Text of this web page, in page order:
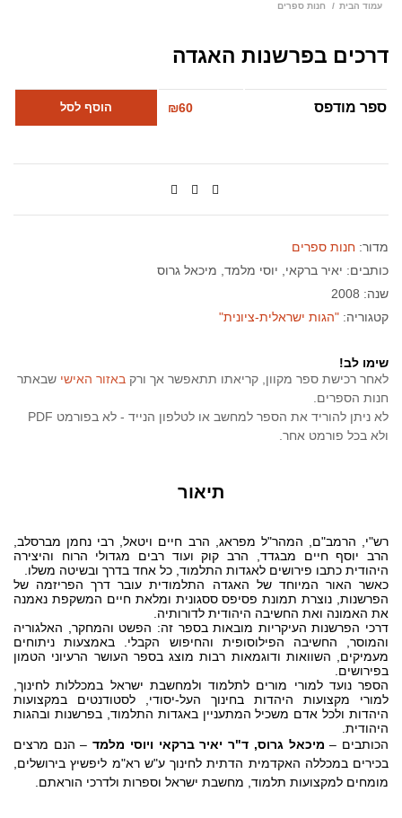
עמוד הבית חנות ספרים
דרכים בפרשנות האגדה
ספר מודפס ₪60 הוסף לסל
מדור: חנות ספרים
כותבים: יאיר ברקאי יוסי מלמד מיכאל גרוס
שנה: 2008
קטגוריה: "הגות ישראלית-ציונית"
שימו לב!
לאחר רכישת ספר מקוון, קריאתו תתאפשר אך ורק באזור האישי שבאתר
חנות הספרים.
לא ניתן להוריד את הספר למחשב או לטלפון הנייד - לא בפורמט PDF
ולא בכל פורמט אחר.
תיאור
רש"י, הרמב"ם, המהר"ל מפראג, הרב חיים ויטאל, רבי נחמן מברסלב,
הרב יוסף חיים מבגדד, הרב קוק ועוד רבים מגדולי הרוח והיצירה
היהודית כתבו פירושים לאגדות התלמוד, כל אחד בדרך ובשיטה משלו.
כאשר האור המיוחד של האגדה התלמודית עובר דרך הפריזמה של
הפרשנות, נוצרת תמונת פסיפס ססגונית ומלאת חיים המשקפת נאמנה
את האמונה ואת החשיבה היהודית לדורותיה.
דרכי הפרשנות העיקריות מובאות בספר זה: הפשט והמחקר, האלגוריה
והמוסר, החשיבה הפילוסופית והחיפוש הקבלי. באמצעות ניתוחים
מעמיקים, השוואות ודוגמאות רבות מוצג בספר העושר הרעיוני הטמון
בפירושים.
הספר נועד למורי מורים לתלמוד ולמחשבת ישראל במכללות לחינוך,
למורי מקצועות היהדות בחינוך העל-יסודי, לסטודנטים במקצועות
היהדות ולכל אדם משכיל המתעניין באגדות התלמוד, בפרשנות ובהגות
היהודית.
הכותבים – מיכאל גרוס, ד"ר יאיר ברקאי ויוסי מלמד– הנם מרצים
בכירים במכללה האקדמית הדתית לחינוך ע"ש רא"מ ליפשיץ בירושלים,
מומחים למקצועות תלמוד, מחשבת ישראל וספרות ולדרכי הוראתם.